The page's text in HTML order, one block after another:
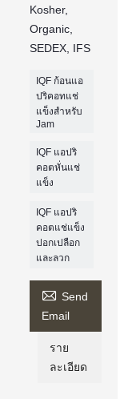
Kosher,
Organic,
SEDEX, IFS
IQF ก้อนแอ
ปริคอทแช่
แข็งสำหรับ
Jam
IQF แอปริ
คอตหั่นแช่
แข็ง
IQF แอปริ
คอตแช่แข็ง
ปอกเปลือก
และลวก
 Send
Email
ราย
ละเอียด